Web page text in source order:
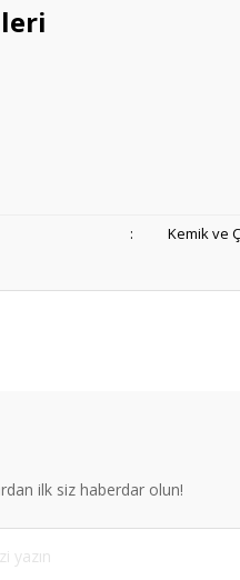
: Kemik ve
ilk siz haberdar olun!